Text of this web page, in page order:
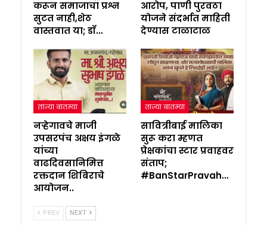
करून समाजाचा प्रश्न
सुटत नाही,शेठ
वास्तवात या; डॉ…
आरोप, पाणी पुरवठा
योजने संदर्भात माहिती
देण्यास टाळाटाळ
ताज्या बातम्या
नऱ्हेगावचे माजी
उपसरपंच अक्षय इंगळे
यांच्या
वाढदिवसानिमित्त
रक्तदान शिबिराचे
आयोजन..
ताज्या बातम्या
सावित्रीबाई मालिका
सुरू करा म्हणत
प्रेक्षकांचा स्टार प्रवाहवर
संताप;
#BanStarPravah…
PREV NEXT